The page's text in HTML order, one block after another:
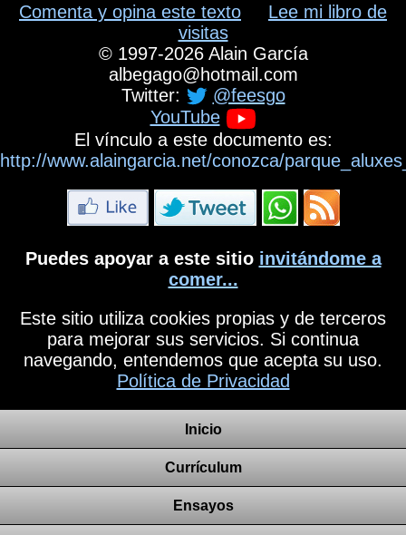
Comenta y opina este texto
Lee mi libro de
visitas
©1997-2026 Alain García
albegago@hotmail.com
Twitter:
@feesgo
YouTube
El vínculo a este documento es:
http://www.alaingarcia.net/conozca/
Puedes apoyar a este sitio invitándome a
comer...
Este sitio utiliza cookies propias y de terceros
para mejorar sus servicios. Si continua
navegando, entendemos que acepta su uso.
Política de Privacidad
Inicio
Currículum
Ensayos